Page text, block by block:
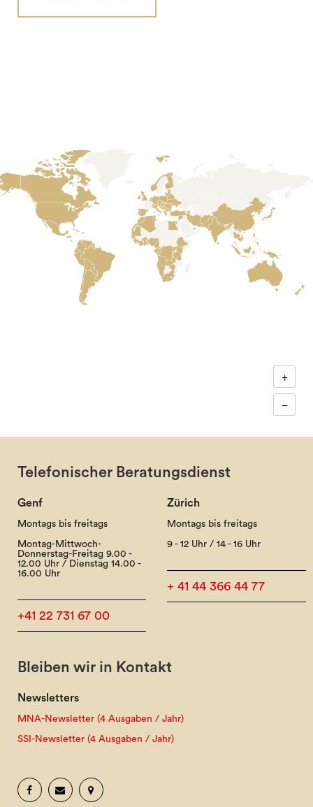
+
−
Telefonischer Beratungsdienst
Genf
Montags bis freitags
Montag-Mittwoch-
Donnerstag-Freitag 9.00 -
12.00 Uhr / Dienstag 14.00 -
16.00 Uhr
+41 22 731 67 00
Zürich
Montags bis freitags
9 - 12 Uhr / 14 - 16 Uhr
+ 41 44 366 44 77
Bleiben wir in Kontakt
Newsletters
MNA-Newsletter (4 Ausgaben / Jahr)
SSI-Newsletter (4 Ausgaben / Jahr)